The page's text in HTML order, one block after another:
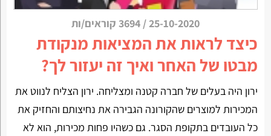
25-10-2020
/ 3694 קוראים/ות
כיצד לראות את המציאות מנקודת
מבטו של האחר ואיך זה יעזור לך?
ירון היה בעלים של חברה קטנה ומצליחה. ירון הצליח לנווט את
המכירות למוצרים שהקורונה הגבירה את נחיצותם והחזיק את
כל העובדים בתקופת הסגר. גם כשהיו פחות מכירות, הוא לא